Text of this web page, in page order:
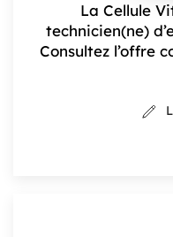
La Cellule
technicien(ne)
Consultez l’offre